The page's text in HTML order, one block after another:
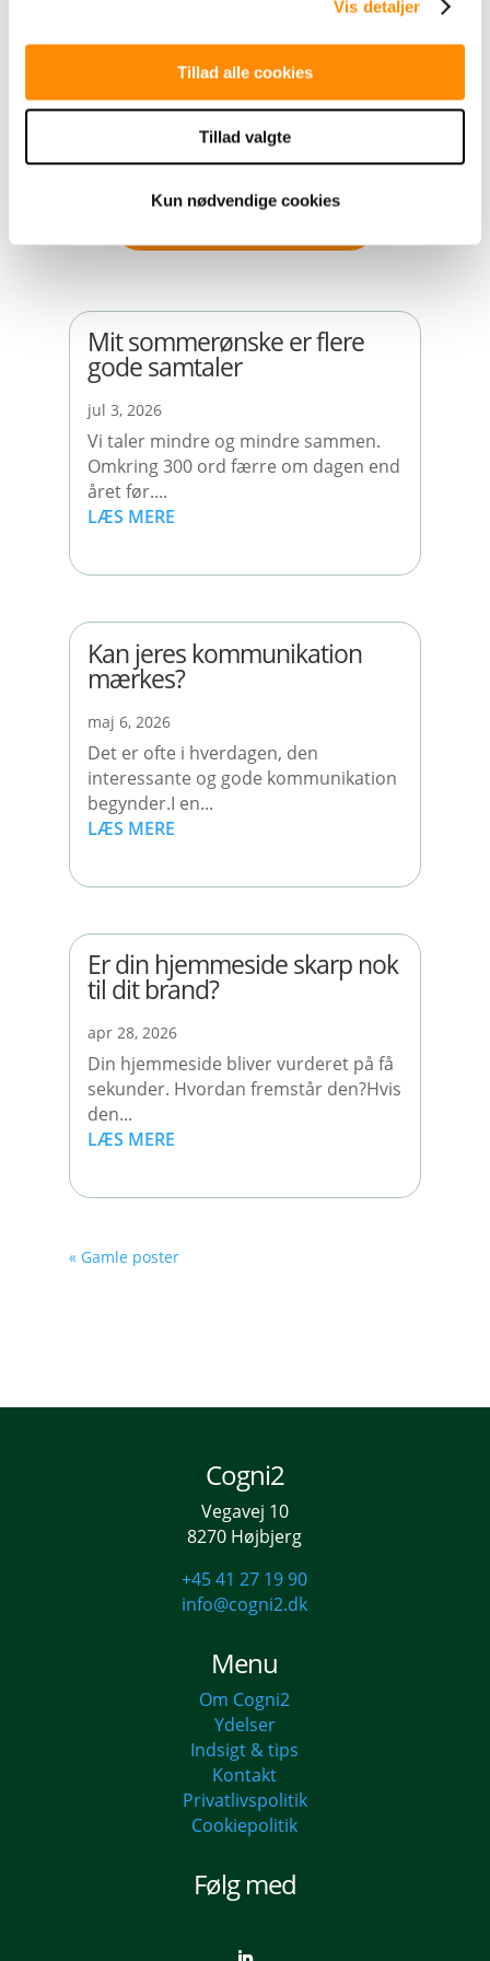
Vis detaljer
Tillad alle cookies
Tillad valgte
Kun nødvendige cookies
medarbejdere om, at vi – så længe det
kunne lade sig gøre – ville være positive,
proaktive og aktiv modvirke negativ
stemning,” siger marketingchef Jan Graus
Mit sommerønske er flere
gode samtaler
jul 3, 2026
Vi taler mindre og mindre sammen.
Omkring 300 ord færre om dagen end
året før....
LÆS MERE
Kan jeres kommunikation
mærkes?
maj 6, 2026
Det er ofte i hverdagen, den
interessante og gode kommunikation
begynder.I en...
LÆS MERE
Er din hjemmeside skarp nok
til dit brand?
apr 28, 2026
Din hjemmeside bliver vurderet på få
sekunder. Hvordan fremstår den?Hvis
den...
LÆS MERE
« Gamle poster
Cogni2
Vegavej 10
8270 Højbjerg
+45 41 27 19 90
info@cogni2.dk
Menu
Om Cogni2
Ydelser
Indsigt & tips
Kontakt
Privatlivspolitik
Cookiepolitik
Følg med